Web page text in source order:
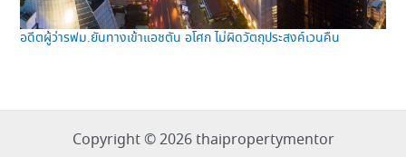
อดีตผู้ว่ารฟม.ยันทางเข้าแอชตัน อโศก ไม่ผิดวัตถุประสงค์เวนคืน
Copyright © 2026 thaipropertymentor